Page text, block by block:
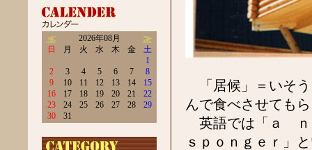
≪ 2026年08月
≫
日
月 火 水 木 金
土
1
2
3 4 5 6 7
8
9
10 11 12 13 14
15
16
17 18 19 20 21
22
23
24 25 26 27 28
29
30
31
「居候」＝いそう
んで食べさせても
英語では「ａ ｎ
ｓｐｏｎｇｅｒ」